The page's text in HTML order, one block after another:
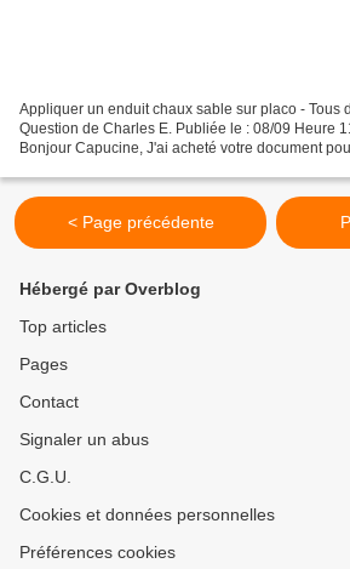
Appliquer un enduit chaux sable sur placo - Tous
Question de Charles E. Publiée le : 08/09 Heure
Bonjour Capucine, J'ai acheté votre document
< Page précédente
Hébergé par Overblog
Top articles
Pages
Contact
Signaler un abus
C.G.U.
Cookies et données personnelles
Préférences cookies